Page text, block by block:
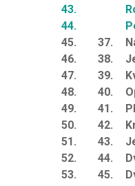
43.
44.
45.
46.
47.
48.
49.
50.
51.
52.
53.
37.
38.
39.
40.
41.
42.
43.
44.
45.